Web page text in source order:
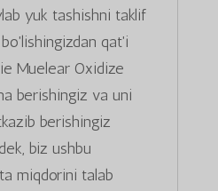
yuk tashishni taklif
qat'i
Muelear Oxidize
berishingiz va uni
berishingiz
biz ushbu
miqdorini talab